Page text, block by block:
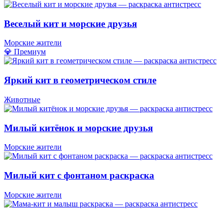
Веселый кит и морские друзья
Морские жители
💎 Премиум
Яркий кит в геометрическом стиле
Животные
Милый китёнок и морские друзья
Морские жители
Милый кит с фонтаном раскраска
Морские жители